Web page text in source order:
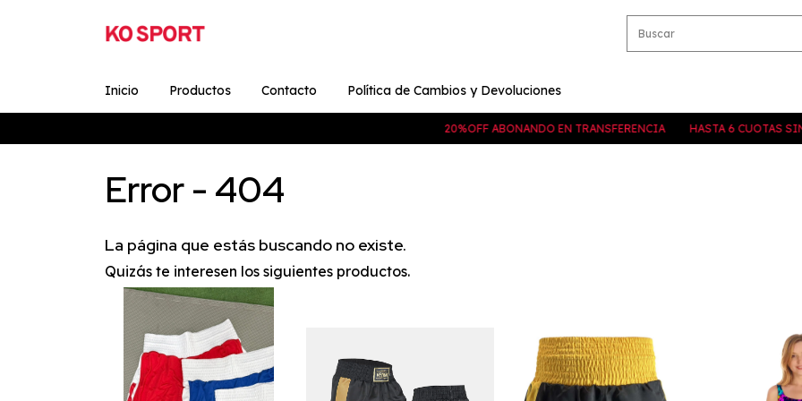
Inicio Productos Contacto Política de Cambios y Devoluciones
20%OFF ABONANDO EN TRANSFERENCIA HASTA 6 CUOTAS SIN
Error - 404
La página que estás buscando no existe.
Quizás te interesen los siguientes productos.